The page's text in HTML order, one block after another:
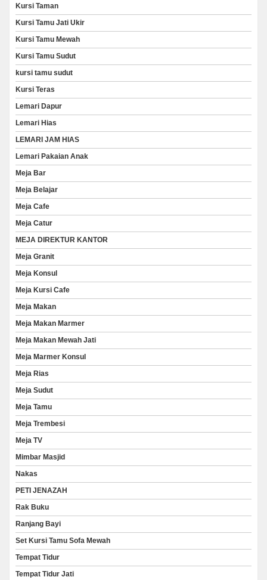
Kursi Taman
Kursi Tamu Jati Ukir
Kursi Tamu Mewah
Kursi Tamu Sudut
kursi tamu sudut
Kursi Teras
Lemari Dapur
Lemari Hias
LEMARI JAM HIAS
Lemari Pakaian Anak
Meja Bar
Meja Belajar
Meja Cafe
Meja Catur
MEJA DIREKTUR KANTOR
Meja Granit
Meja Konsul
Meja Kursi Cafe
Meja Makan
Meja Makan Marmer
Meja Makan Mewah Jati
Meja Marmer Konsul
Meja Rias
Meja Sudut
Meja Tamu
Meja Trembesi
Meja TV
Mimbar Masjid
Nakas
PETI JENAZAH
Rak Buku
Ranjang Bayi
Set Kursi Tamu Sofa Mewah
Tempat Tidur
Tempat Tidur Jati